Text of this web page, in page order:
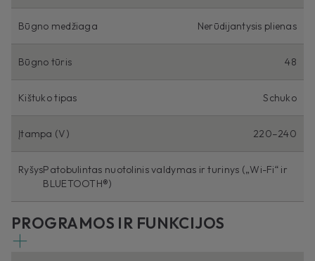
Būgno medžiaga Nerūdijantysis plienas
Būgno tūris 48
Kištuko tipas Schuko
Įtampa (V) 220–240
RyšysPatobulintas nuotolinis valdymas ir turinys („Wi-Fi“ ir
BLUETOOTH®)
PROGRAMOS IR FUNKCIJOS